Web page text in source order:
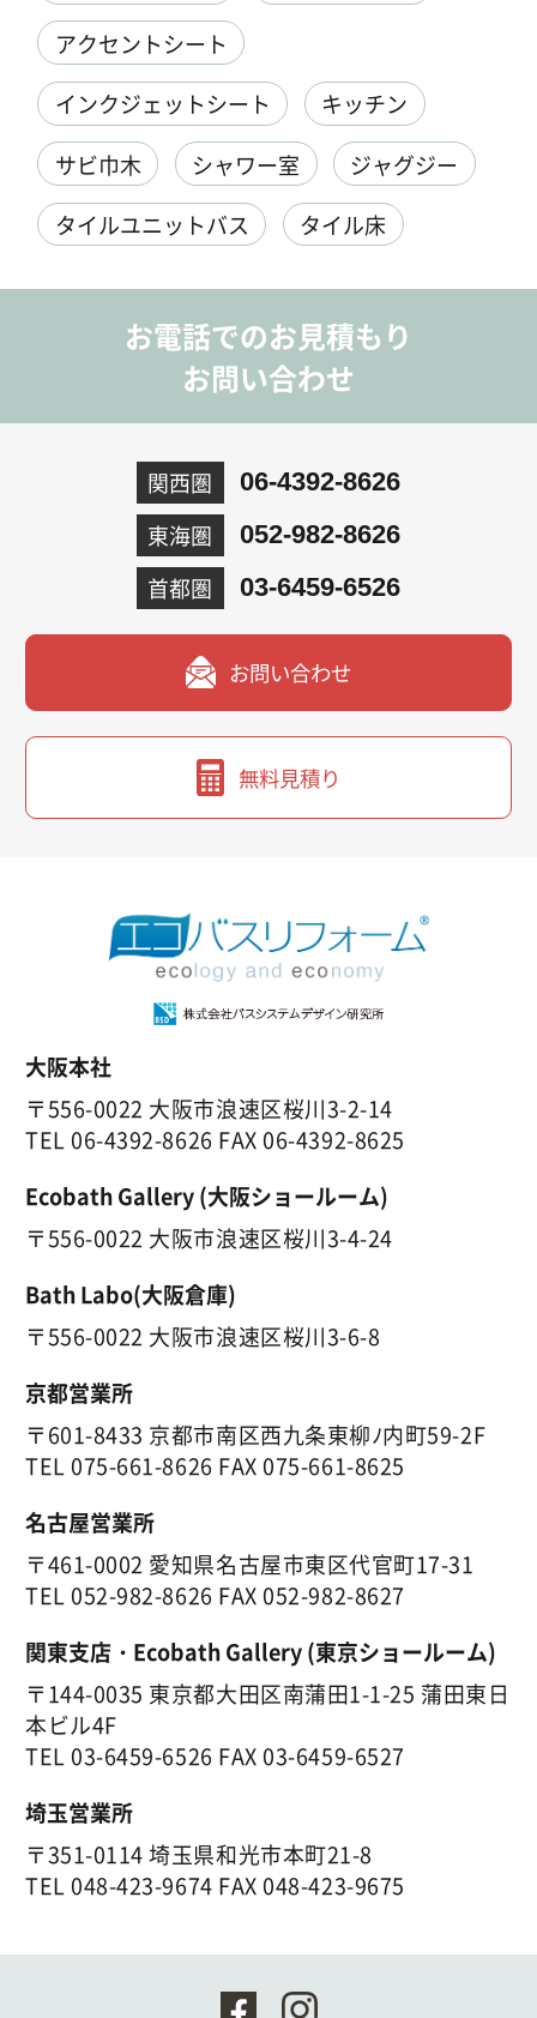
アクセントシート
インクジェットシート
キッチン
サビ巾木
シャワー室
ジャグジー
タイルユニットバス
タイル床
お電話でのお見積もり
お問い合わせ
関西圏 06-4392-8626
東海圏 052-982-8626
首都圏 03-6459-6526
お問い合わせ
無料見積り
大阪本社
〒556-0022 大阪市浪速区桜川3-2-14
TEL 06-4392-8626 FAX 06-4392-8625
Ecobath Gallery (大阪ショールーム)
〒556-0022 大阪市浪速区桜川3-4-24
Bath Labo(大阪倉庫)
〒556-0022 大阪市浪速区桜川3-6-8
京都営業所
〒601-8433 京都市南区西九条東柳ﾉ内町59-2F
TEL 075-661-8626 FAX 075-661-8625
名古屋営業所
〒461-0002 愛知県名古屋市東区代官町17-31
TEL 052-982-8626 FAX 052-982-8627
関東支店・Ecobath Gallery (東京ショールーム)
〒144-0035 東京都大田区南蒲田1-1-25 蒲田東日
本ビル4F
TEL 03-6459-6526 FAX 03-6459-6527
埼玉営業所
〒351-0114 埼玉県和光市本町21-8
TEL 048-423-9674 FAX 048-423-9675